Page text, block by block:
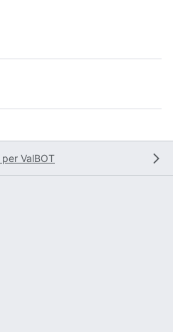
per ValBOT